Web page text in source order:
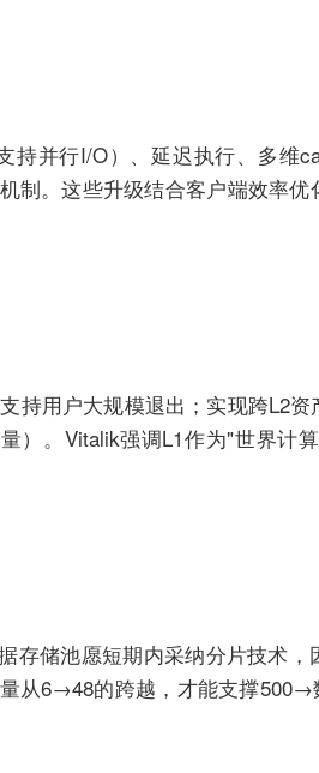
并行I/O）、延迟执行、多维
制。这些升级结合客户端效率优
持用户大规模退出；实现跨L2
）。Vitalik强调L1作为"世界计
存储池愿短期内采纳分片技术，
从6→48的跨越，才能支撑500→